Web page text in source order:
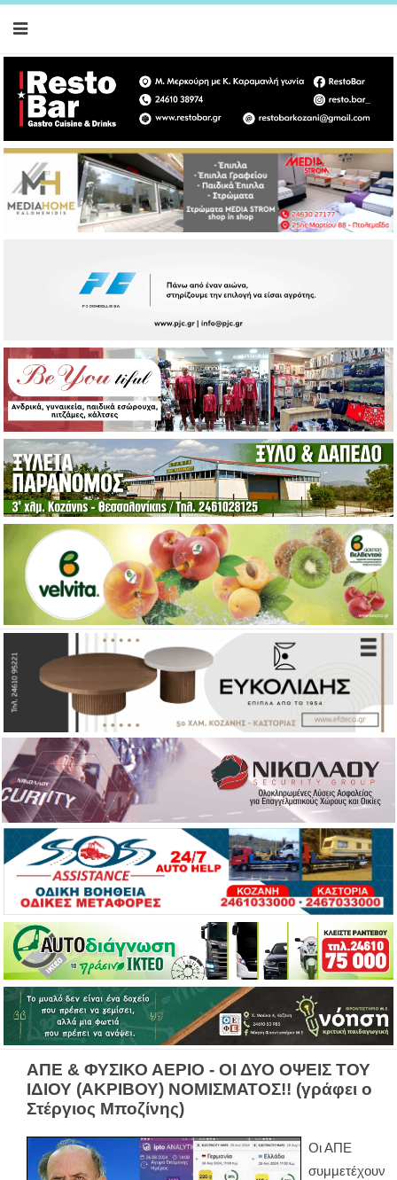
ΑΠΕ & ΦΥΣΙΚΟ ΑΕΡΙΟ - ΟΙ ΔΥΟ ΟΨΕΙΣ ΤΟΥ
ΙΔΙΟΥ (ΑΚΡΙΒΟΥ) ΝΟΜΙΣΜΑΤΟΣ!! (γράφει ο
Στέργιος Μποζίνης)
Οι ΑΠΕ
συμμετέχουν